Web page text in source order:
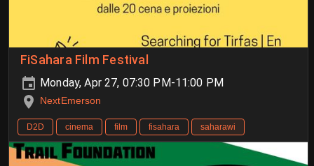
FiSahara Film Festival
Monday, Apr 27, 07:30 PM-11:00 PM
NextEmerson
D2D cinema film fisahara saharawi